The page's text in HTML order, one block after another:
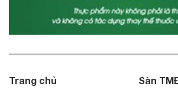
Trang chủ Sàn